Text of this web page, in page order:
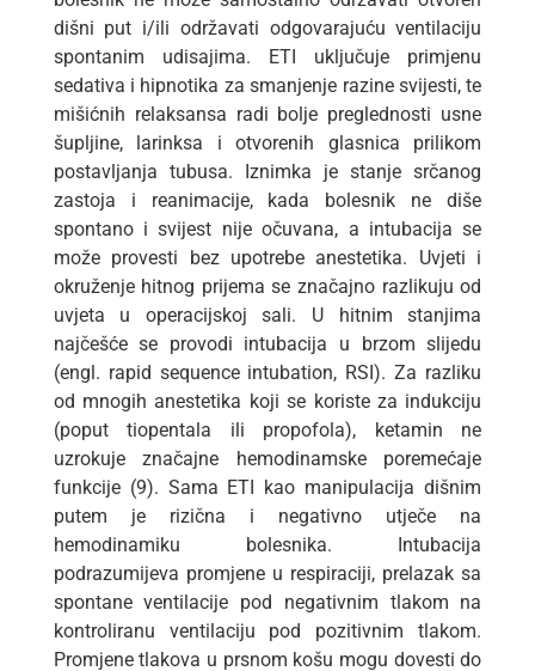
dišni put i/ili održavati odgovarajuću ventilaciju
spontanim udisajima. ETI uključuje primjenu
sedativa i hipnotika za smanjenje razine svijesti, te
mišićnih relaksansa radi bolje preglednosti usne
šupljine, larinksa i otvorenih glasnica prilikom
postavljanja tubusa. Iznimka je stanje srčanog
zastoja i reanimacije, kada bolesnik ne diše
spontano i svijest nije očuvana, a intubacija se
može provesti bez upotrebe anestetika. Uvjeti i
okruženje hitnog prijema se značajno razlikuju od
uvjeta u operacijskoj sali. U hitnim stanjima
najčešće se provodi intubacija u brzom slijedu
(engl. rapid sequence intubation, RSI). Za razliku
od mnogih anestetika koji se koriste za indukciju
(poput tiopentala ili propofola), ketamin ne
uzrokuje značajne hemodinamske poremećaje
funkcije (9). Sama ETI kao manipulacija dišnim
putem je rizična i negativno utječe na
hemodinamiku bolesnika. Intubacija
podrazumijeva promjene u respiraciji, prelazak sa
spontane ventilacije pod negativnim tlakom na
kontroliranu ventilaciju pod pozitivnim tlakom.
Promjene tlakova u prsnom košu mogu dovesti do